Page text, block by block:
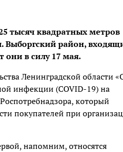
тысяч квадратных метров
Выборгский район,
они в силу 17 мая.
Ленинградской области
инфекции (COVID-19) на
который
покупателей при
напомним, относятся